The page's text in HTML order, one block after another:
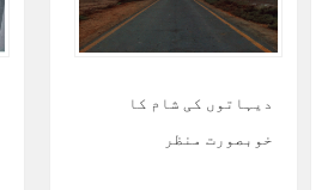
دیہاتوں کی شام کا
خوبصورت منظر